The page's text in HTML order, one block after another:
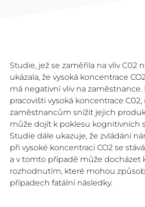
Studie, jež se zaměřila na vliv C02
ukázala, že vysoká koncentrace
má negativní vliv na zaměstnance.
pracovišti vysoká koncentrace C02,
zaměstnancům snížit jejich
může dojít k poklesu kognitivních
Studie dále ukazuje, že zvládání
při vysoké koncentraci CO2 se
a v tomto případě může docházet
rozhodnutím, které mohou
případech fatální následky.